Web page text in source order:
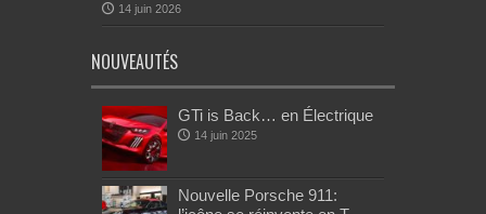
14 juin 2026
NOUVEAUTÉS
GTi is Back… en Électrique
14 juin 2025
Nouvelle Porsche 911: